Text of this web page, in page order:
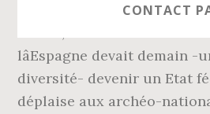
CONTACT
Il est habituel de distinguer
lâEspagne devait demain -
diversité- devenir un Etat
déplaise aux archéo-